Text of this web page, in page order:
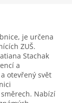
je určena
ZUŠ.
Stachak
a
otevřený svět
Nabízí